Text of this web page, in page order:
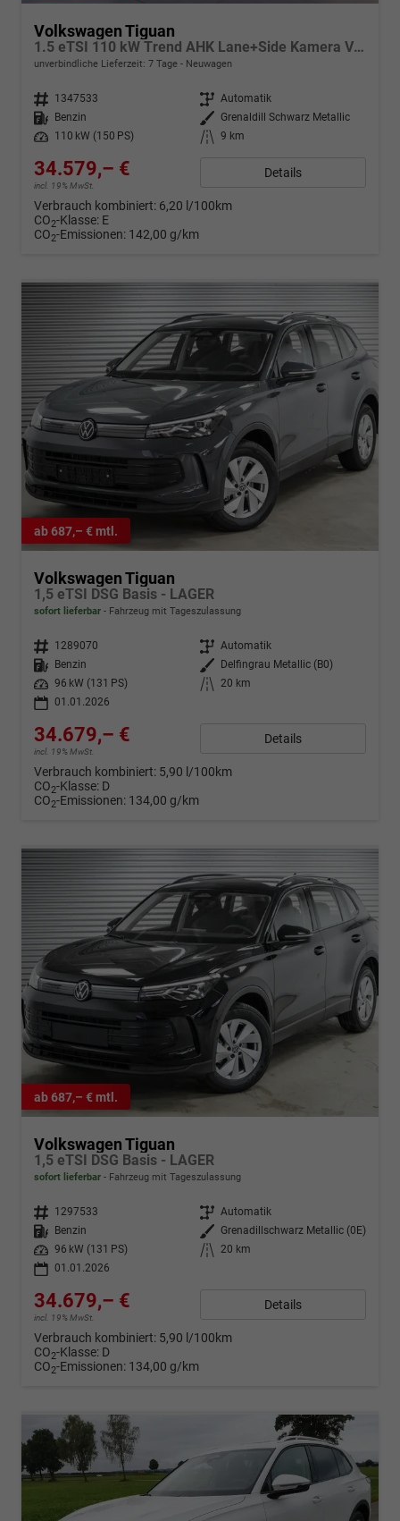
Volkswagen Tiguan
1.5 eTSI 110 kW Trend AHK Lane+Side Kamera VZE
unverbindliche Lieferzeit: 7 Tage Neuwagen
Fahrzeugnr. 1347533 Getriebe Automatik
Kraftstoff
Benzin Außenfarbe
Grenaldill Schwarz Metallic
Leistung
110 kW (150 PS) Kilometerstand 9 km
34.579,– €
incl. 19% MwSt.
Details
Verbrauch kombiniert: 6,20 l/100km
CO2-Klasse: E
CO2-Emissionen: 142,00 g/km
ab 687,– € mtl.
Volkswagen Tiguan
1,5 eTSI DSG Basis - LAGER
sofort lieferbar Fahrzeug mit Tageszulassung
Fahrzeugnr. 1289070 Getriebe Automatik
Kraftstoff
Benzin Außenfarbe
Delfingrau Metallic (B0)
Leistung
96 kW (131 PS) Kilometerstand
20 km
01.01.2026
34.679,– €
incl. 19% MwSt.
Details
Verbrauch kombiniert: 5,90 l/100km
CO2-Klasse: D
CO2-Emissionen: 134,00 g/km
ab 687,– € mtl.
Volkswagen Tiguan
1,5 eTSI DSG Basis - LAGER
sofort lieferbar Fahrzeug mit Tageszulassung
Fahrzeugnr. 1297533 Getriebe Automatik
Kraftstoff
Benzin Außenfarbe
Grenadillschwarz Metallic (0E)
Leistung
96 kW (131 PS) Kilometerstand
20 km
01.01.2026
34.679,– €
incl. 19% MwSt.
Details
Verbrauch kombiniert: 5,90 l/100km
CO2-Klasse: D
CO2-Emissionen: 134,00 g/km